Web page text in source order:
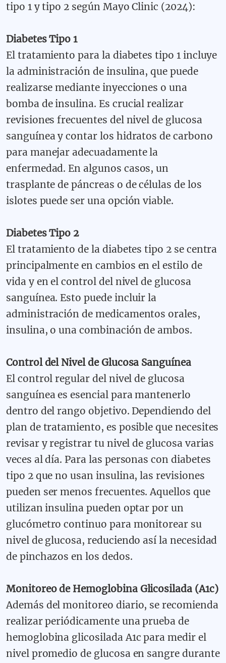
tipo 1 y tipo 2 según Mayo Clinic (2024):
Diabetes Tipo 1
El tratamiento para la diabetes tipo 1 incluye
la administración de insulina, que puede
realizarse mediante inyecciones o una
bomba de insulina. Es crucial realizar
revisiones frecuentes del nivel de glucosa
sanguínea y contar los hidratos de carbono
para manejar adecuadamente la
enfermedad. En algunos casos, un
trasplante de páncreas o de células de los
islotes puede ser una opción viable.
Diabetes Tipo 2
El tratamiento de la diabetes tipo 2 se centra
principalmente en cambios en el estilo de
vida y en el control del nivel de glucosa
sanguínea. Esto puede incluir la
administración de medicamentos orales,
insulina, o una combinación de ambos.
Control del Nivel de Glucosa Sanguínea
El control regular del nivel de glucosa
sanguínea es esencial para mantenerlo
dentro del rango objetivo. Dependiendo del
plan de tratamiento, es posible que necesites
revisar y registrar tu nivel de glucosa varias
veces al día. Para las personas con diabetes
tipo 2 que no usan insulina, las revisiones
pueden ser menos frecuentes. Aquellos que
utilizan insulina pueden optar por un
glucómetro continuo para monitorear su
nivel de glucosa, reduciendo así la necesidad
de pinchazos en los dedos.
Monitoreo de Hemoglobina Glicosilada (A1c)
Además del monitoreo diario, se recomienda
realizar periódicamente una prueba de
hemoglobina glicosilada A1c para medir el
nivel promedio de glucosa en sangre durante